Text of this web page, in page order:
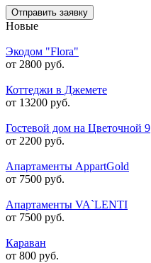
Отправить заявку
Новые
Экодом "Flora"
от 2800 руб.
Коттеджи в Джемете
от 13200 руб.
Гостевой дом на Цветочной 9
от 2200 руб.
Апартаменты AppartGold
от 7500 руб.
Апартаменты VA`LENTI
от 7500 руб.
Караван
от 800 руб.